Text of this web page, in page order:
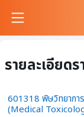
รายละเอียดร
601318 พิษวิทยากา
(Medical